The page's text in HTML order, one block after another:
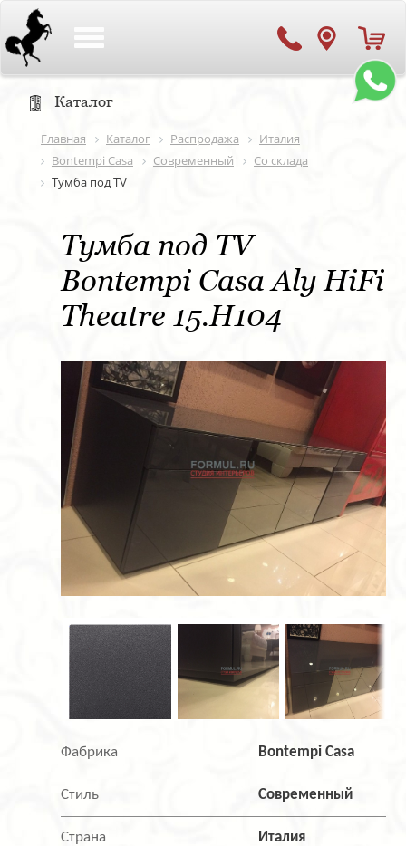
Каталог
Главная Каталог Распродажа
Италия
Bontempi Casa
Современный
Со склада
Тумба под TV
Тумба под TV
Bontempi Casa Aly HiFi
Theatre 15.H104
Фабрика Bontempi Casa
Стиль Современный
Страна Италия